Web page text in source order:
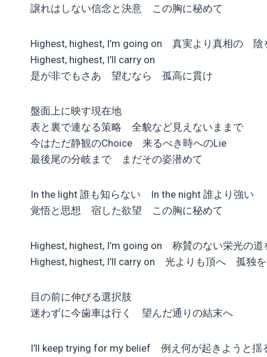
譲れはしない信念と決意 この胸に秘めて
Highest, highest, I’m going on 真実より真相の 陰
Highest, highest, I’ll carry on
是が非でもさあ 望むなら 孤高に貫け
盤面上に映す現在地
表と裏で連なる策略 全貌など見えないままで
今はただ静観のChoice 来るべき時へのLie
最後尾の分岐まで まだその姿潜めて
In the light 誰も知らない In the night 誰より強い
覚悟と思想 宿した欲望 この胸に秘めて
Highest, highest, I’m going on 称賛のない栄光の道
Highest, highest, I’ll carry on 光よりも頂へ 孤独を
目の前に伸びる選択肢
迷わずに今歯車は行く 望んだ通りの結末へ
I’ll keep trying for my belief 例え何が起きようと揺